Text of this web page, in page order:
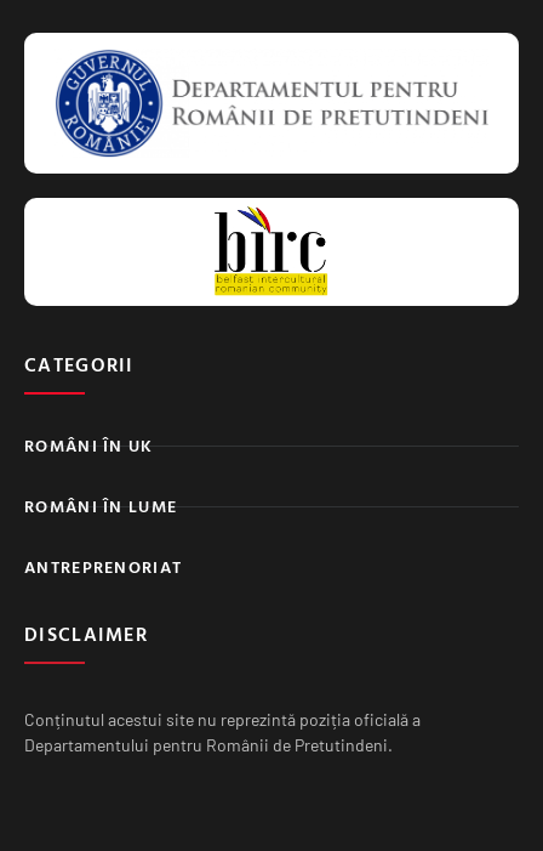
CATEGORII
ROMÂNI ÎN UK
ROMÂNI ÎN LUME
ANTREPRENORIAT
DISCLAIMER
Conținutul acestui site nu reprezintă poziția oficială a
Departamentului pentru Românii de Pretutindeni.